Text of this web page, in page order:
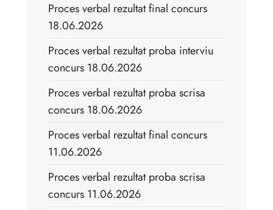
Proces verbal rezultat final concurs
18.06.2026
Proces verbal rezultat proba interviu
concurs 18.06.2026
Proces verbal rezultat proba scrisa
concurs 18.06.2026
Proces verbal rezultat final concurs
11.06.2026
Proces verbal rezultat proba scrisa
concurs 11.06.2026